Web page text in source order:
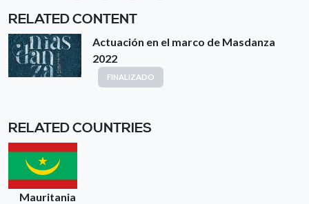
RELATED CONTENT
Actuación en el marco de Masdanza
2022
FINALIZADO
RELATED COUNTRIES
Mauritania